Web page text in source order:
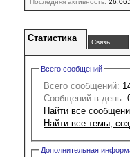
Последняя активность:
Статистика Связь
Всего сообщений
Всего сообщений:
Сообщений в день:
Найти все
Найти все темы,
Дополнительная